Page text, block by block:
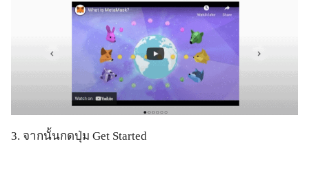
3. จากนั้นกดปุ่ม Get Started